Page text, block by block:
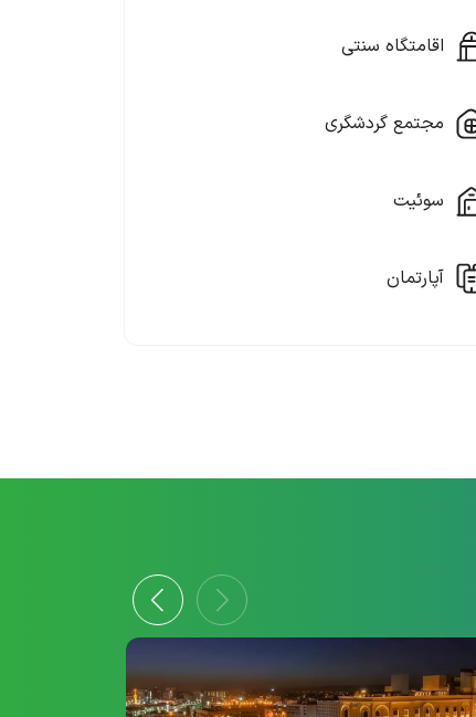
اقامتگاه سنتی
مجتمع گردشگری
سوئیت
آپارتمان